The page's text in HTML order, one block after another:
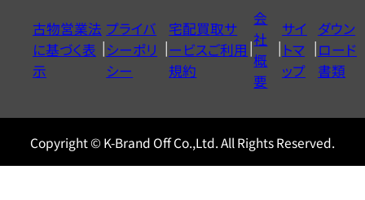
ヤ
ル
0120604117
古物営業法
に基づく表
示
プライバ
シーポリ
シー
宅配買取サ
ービスご利用
規約
会
社
概
要
サイ
トマ
ップ
ダウン
ロード
書類
Copyright © K-Brand Off Co.,Ltd. All Rights Reserved.